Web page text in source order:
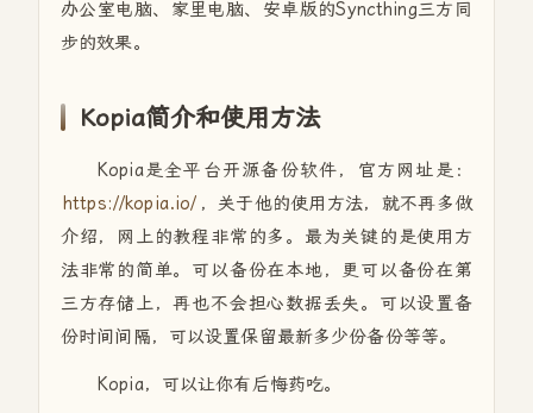
办公室电脑、家里电脑、安卓版的Syncthing三方同
步的效果。
Kopia简介和使用方法
Kopia是全平台开源备份软件，官方网址是：
https://kopia.io/ ，关于他的使用方法，就不再多做
介绍，网上的教程非常的多。最为关键的是使用方
法非常的简单。可以备份在本地，更可以备份在第
三方存储上，再也不会担心数据丢失。可以设置备
份时间间隔，可以设置保留最新多少份备份等等。
Kopia，可以让你有后悔药吃。